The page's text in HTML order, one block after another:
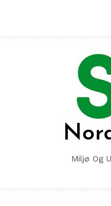
content
Miljø Og